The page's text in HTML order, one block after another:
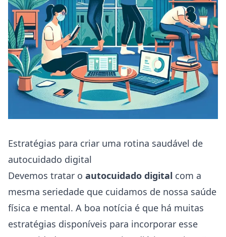
Estratégias para criar uma rotina saudável de
autocuidado digital
Devemos tratar o autocuidado digital com a
mesma seriedade que cuidamos de nossa saúde
física e mental. A boa notícia é que há muitas
estratégias disponíveis para incorporar esse